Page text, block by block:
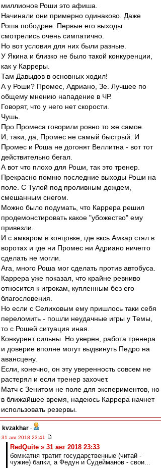
миллионов Роши это афиша.
Начинали они примерно одинаково. Даже
Роша пободрее. Первые его выходы
смотрелись очень симпатично.
Но вот условия для них были разные.
У Якина и близко не было такой конкуренции,
как у Карреры.
Там Давыдов в основных ходил!
А у Роши? Промес, Адриано, Зе. Лучшее по
общему мнению нападение в ЧР.
Говорят, что у него нет скорости.
Чушь.
Про Промеса говорили ровно то же самое.
И, таки, да, Промес не самый быстрый. И
Промес и Роша не догонят Веллитна - вот тот
действительно бегал.
А вот что плохо для Роши, так это тренер.
Прекрасно помню последние выходы Роши на
поле. С Тулой под проливным дождем,
смешанным снегом.
Можно было подумать, что Каррера решил
продемонстировать какое "убожество" ему
привезли.
И с амкаром в концовке, где вксь Амкар стял в
воротах и где ни Промес ни Адриано ничегго
сделать не могли.
Ага, много Роша мог сделать против автобуса.
Каррера уже показал, что крайне ревниво
относится к игрокам, купленным без его
благословения.
Но если с Селиховым ему пришлось таки себя
переломить - пошли неудачные игры у Темы,
то с Рошей ситуация иная.
Конкурент сильны. Но уверен, работа тренера
и доверие вполне могут выдвинуть Педро на
авансцену.
Если, конечно, он эту уверенность совсем не
растерял и если тренер захочет.
Матч с Зенитом не поле для экспериментов, но
в ближайшее время, надеюсь Каррера начнет
использовать резервы.
kvzakhar -
31 авг 2018 23:41
RedQuite » 31 авг 2018 23:33
бомжатня тратит государственные (читай -
чужие) бапки, а Федун и Судейманов - свои...